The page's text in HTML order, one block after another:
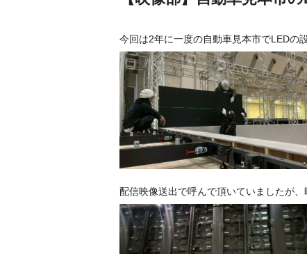
今回は2年に一度の自動車見本市でLEDの
配信映像送出で呼んで頂いていましたが